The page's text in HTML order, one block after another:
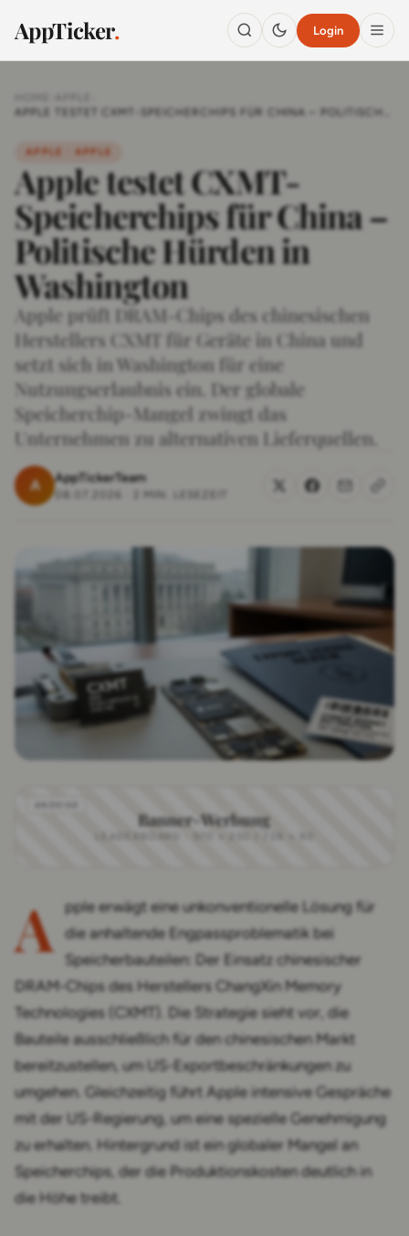
AppTicker. Login
APPLE TESTET CXMT-SPEICHERCHIPS FÜR CHINA – POLITISCHE
APPLE · APPLE
Apple testet CXMT-
Speicherchips für China –
Politische Hürden in
Washington
Apple prüft DRAM-Chips des chinesischen
Herstellers CXMT für Geräte in China und
setzt sich in Washington für eine
Nutzungserlaubnis ein. Der globale
Speicherchip-Mangel zwingt das
Unternehmen zu alternativen Lieferquellen.
A AppTickerTeam
08.07.2026
Banner-Werbung
A pple erwägt eine unkonventionelle Lösung für
die anhaltende Engpassproblematik bei
Speicherbauteilen: Der Einsatz chinesischer
DRAM-Chips des Herstellers ChangXin Memory
Technologies (CXMT). Die Strategie sieht vor, die
Bauteile ausschließlich für den chinesischen Markt
bereitzustellen, um US-Exportbeschränkungen zu
umgehen. Gleichzeitig führt Apple intensive Gespräche
mit der US-Regierung, um eine spezielle Genehmigung
zu erhalten. Hintergrund ist ein globaler Mangel an
Speicherchips, der die Produktionskosten deutlich in
die Höhe treibt.